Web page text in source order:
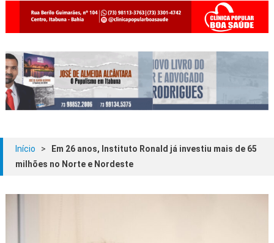
Início >
Em 26 anos, Instituto Ronald já investiu mais de 65
milhões no Norte e Nordeste